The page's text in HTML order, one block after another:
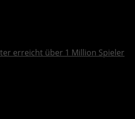
erreicht über 1 Million Spieler